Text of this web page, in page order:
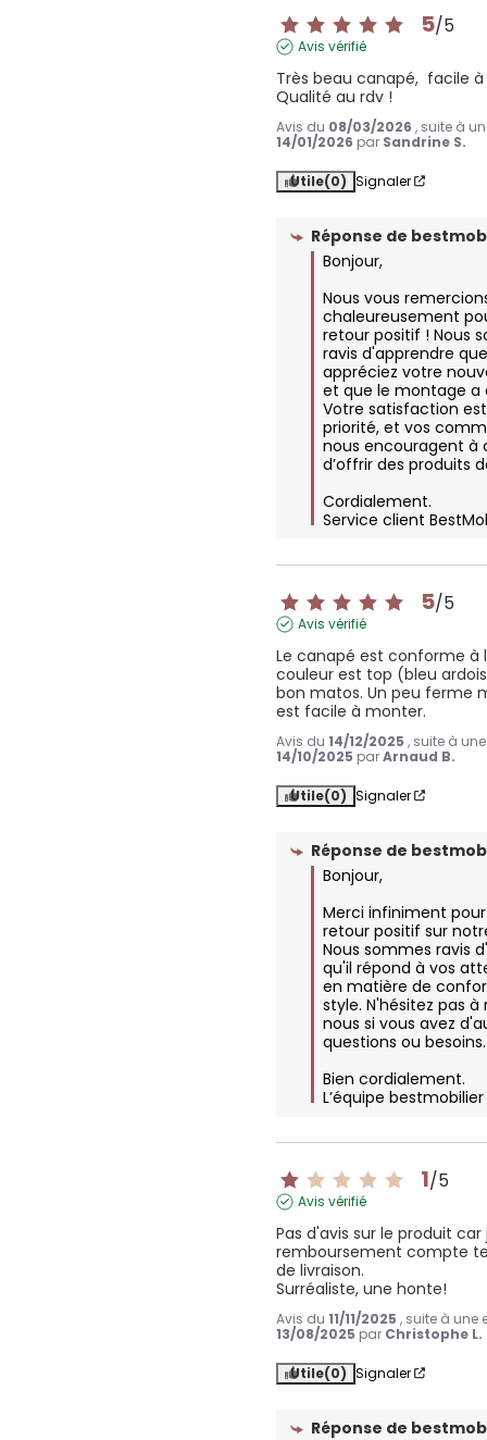
5/5
Avis vérifié
Très beau canapé,  facile
Qualité au rdv !
Avis du 08/03/2026 , suite à
14/01/2026 par Sandrine S.
Utile(0) Signaler
Réponse de
Bonjour,
Nous vous
chaleureusement
retour positif ! Nous
ravis d'apprendre
appréciez votre
et que le montage a
Votre satisfaction
priorité, et vos
nous encouragent à
d’offrir des produits
Cordialement.
Service client
5/5
Avis vérifié
Le canapé est conforme à
couleur est top (bleu
bon matos. Un peu ferme
est facile à monter.
Avis du14/12/2025 , suite à
14/10/2025 parArnaud B.
Utile(0) Signaler
Réponse de
Bonjour,
Merci infiniment
retour positif sur
Nous sommes ravis
qu'il répond à vos
en matière de
style. N'hésitez pas à
nous si vous avez
questions ou
Bien cordialement.
L’équipe bestmobilier
1/5
Avis vérifié
Pas d'avis sur le produit
remboursement compte
de livraison.
Surréaliste, une honte!
Avis du11/11/2025 , suite à une
13/08/2025 par Christophe L.
Utile(0) Signaler
Réponse de